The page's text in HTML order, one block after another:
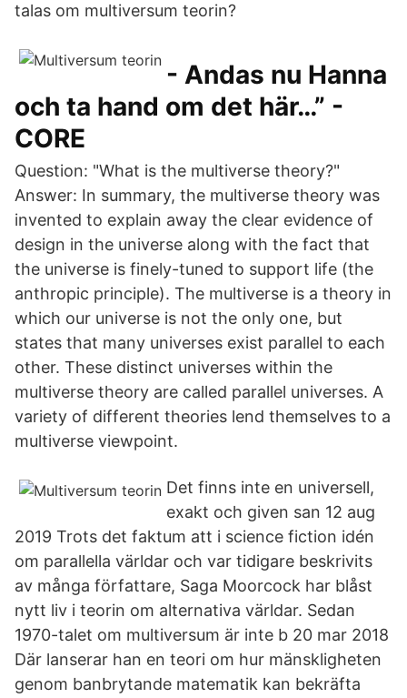
talas om multiversum teorin?
- Andas nu Hanna
och ta hand om det här…” -
CORE
Question: "What is the multiverse theory?"
Answer: In summary, the multiverse theory was
invented to explain away the clear evidence of
design in the universe along with the fact that
the universe is finely-tuned to support life (the
anthropic principle). The multiverse is a theory in
which our universe is not the only one, but
states that many universes exist parallel to each
other. These distinct universes within the
multiverse theory are called parallel universes. A
variety of different theories lend themselves to a
multiverse viewpoint.
Det finns inte en universell,
exakt och given san 12 aug
2019 Trots det faktum att i science fiction idén
om parallella världar och var tidigare beskrivits
av många författare, Saga Moorcock har blåst
nytt liv i teorin om alternativa världar. Sedan
1970-talet om multiversum är inte b 20 mar 2018
Där lanserar han en teori om hur mänskligheten
genom banbrytande matematik kan bekräfta